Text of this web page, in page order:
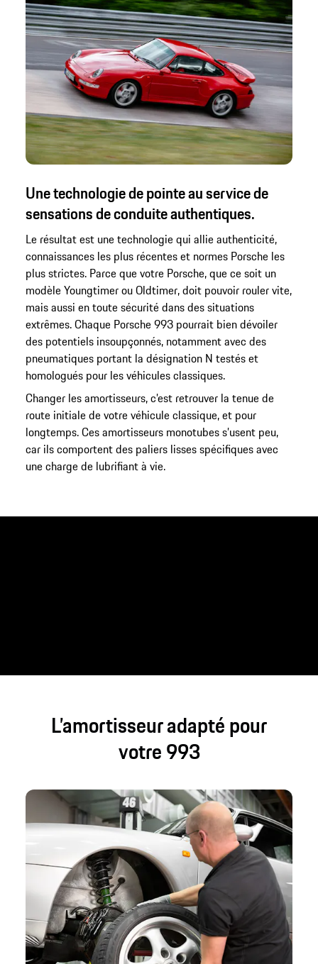
Une technologie de pointe au service de
sensations de conduite authentiques.
Le résultat est une technologie qui allie authenticité,
connaissances les plus récentes et normes Porsche les
plus strictes. Parce que votre Porsche, que ce soit un
modèle Youngtimer ou Oldtimer, doit pouvoir rouler vite,
mais aussi en toute sécurité dans des situations
extrêmes. Chaque Porsche 993 pourrait bien dévoiler
des potentiels insoupçonnés, notamment avec des
pneumatiques portant la désignation N testés et
homologués pour les véhicules classiques.
Changer les amortisseurs, c’est retrouver la tenue de
route initiale de votre véhicule classique, et pour
longtemps. Ces amortisseurs monotubes s’usent peu,
car ils comportent des paliers lisses spécifiques avec
une charge de lubrifiant à vie.
L’amortisseur adapté pour
votre 993